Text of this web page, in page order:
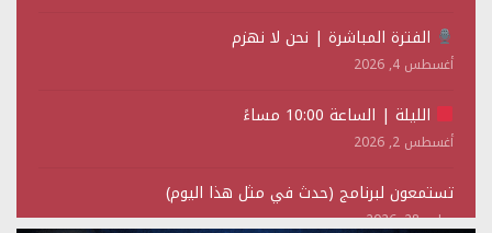
الفترة المباشرة | نحن لا نهزم
أغسطس 4, 2026
الليلة | الساعة 10:00 مساءً
أغسطس 2, 2026
تستمعون لبرنامج (حدث في مثل هذا اليوم)
يوليو 28, 2026